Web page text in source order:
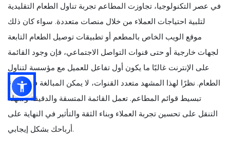
في عصر التكنولوجيا، تجاوزت المطاعم تجربة تناول الطعام التقليدية
لتلبية احتياجات العملاء من خلال منصات متعددة. سواء كان ذلك
موقع الويب الخاص بالمطعم أو تطبيقات توصيل الطعام التابعة
لجهات خارجية أو حتى قنوات التواصل الاجتماعي، فإن وجود القائمة
على الإنترنت غالبًا ما يكون أول تفاعل للعميل مع مؤسسة لتناول
الطعام. نظرًا لهذا المشهد متعدد القنوات، لا يمكن المبالغة في أهمية
تبسيط قوائم المطاعم. تعمل القائمة المتسقة والدقيقة وسهلة
التنقل على تحسين تجربة العملاء وبناء الثقة والتأثير في النهاية على
أرباحك بشكل إيجابي.